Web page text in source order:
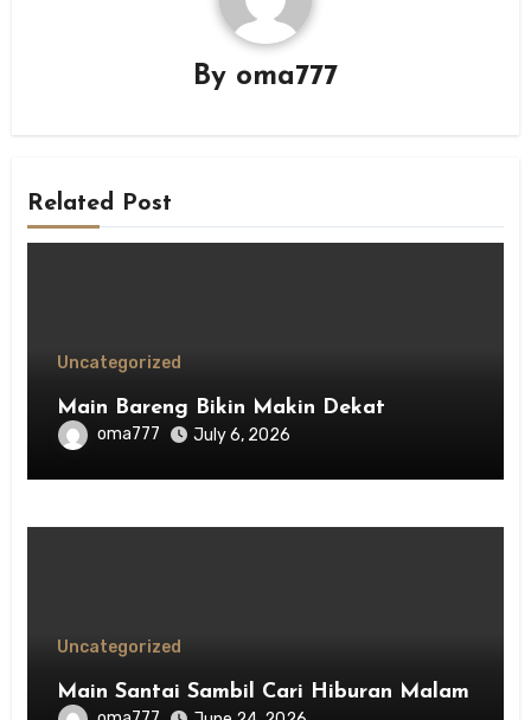
By oma777
Related Post
Uncategorized
Main Bareng Bikin Makin Dekat
oma777 July 6, 2026
Uncategorized
Main Santai Sambil Cari Hiburan Malam